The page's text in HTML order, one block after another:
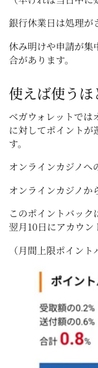
銀行休業日は処理が
休み明けや申請が集
合があります。
使えば使う
ベガウォレットでは
に対してポイントが
す。
オンラインカジノ
オンラインカジノ
このポイントバック
翌月10日にアカウン
（月間上限ポイン